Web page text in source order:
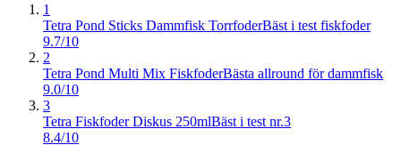
1
Tetra Pond Sticks Dammfisk TorrfoderBäst i test fiskfoder
9.7/10
2
Tetra Pond Multi Mix FiskfoderBästa allround för dammfisk
9.0/10
3
Tetra Fiskfoder Diskus 250mlBäst i test nr.3
8.4/10